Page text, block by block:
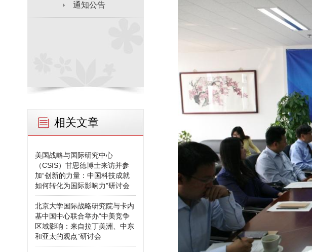
通知公告
相关文章
美国战略与国际研究中心
（CSIS）甘思德博士来访并参
加“创新的力量：中国科技成就
如何转化为国际影响力”研讨会
北京大学国际战略研究院与卡内
基中国中心联合举办“中美竞争
区域影响：来自拉丁美洲、中东
和亚太的观点”研讨会